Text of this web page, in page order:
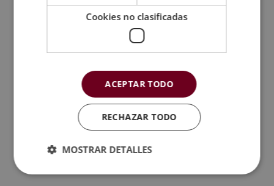
Valoraciones (0)
TAMBIÉN TE
Cookies no clasificadas
ACEPTAR TODO
RECHAZAR TODO
MOSTRAR DETALLES